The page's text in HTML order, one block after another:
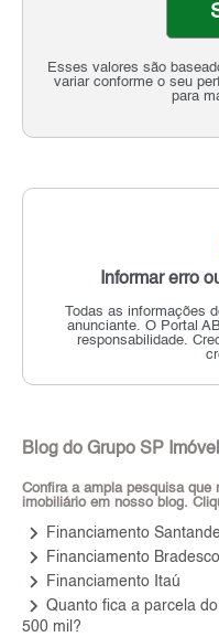
Esses valores são
variar conforme o seu
para
Informar erro
Todas as informações
anunciante. O Portal
responsabilidade.
Blog do Grupo SP Imóvel
Confira a ampla pesquisa que
imobiliário em nosso blog.
keyboard_arrow_right Financiamento
keyboard_arrow_right Financiamento Bradesco
keyboard_arrow_right Financiamento Itaú
keyboard_arrow_right Quanto fica a parcela
500 mil?